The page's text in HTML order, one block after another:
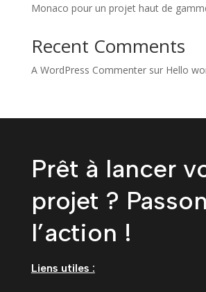
Monaco pour un projet haut de
Recent Comments
A WordPress Commentersur Hello
Prêt à lancer
projet ?
l’action !
Liens utiles :